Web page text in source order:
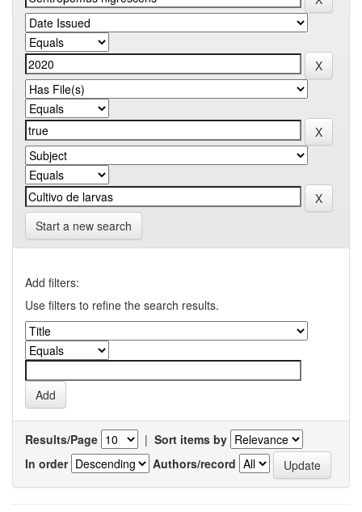
Start a new search
Add filters:
Use filters to refine the search results.
Results/Page | Sort items by
In order
Authors/record